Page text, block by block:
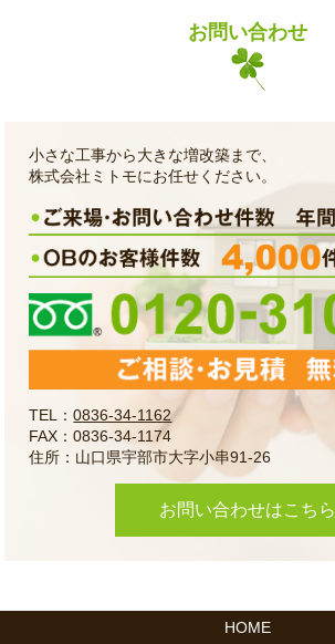
お問い合わせ
小さな工事から大きな増改築まで、
株式会社ミトモにお任せください。
TEL：0836-34-1162
FAX：0836-34-1174
住所：山口県宇部市大字小串91-26
お問い合わせはこちら
HOME